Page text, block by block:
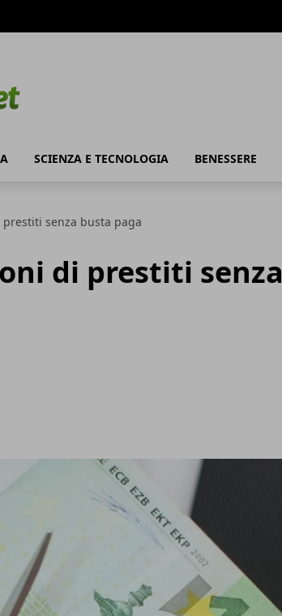
SCIENZA E TECNOLOGIA BENESSERE
senza busta paga
di prestiti senza